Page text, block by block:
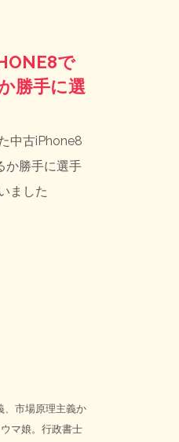
で
勝手に選
中古iPhone8
か勝手に選手
ました
、市場原理主義か
マ娘。行政書士